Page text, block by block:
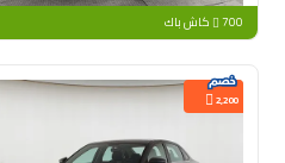
700 كاش باك
2,200